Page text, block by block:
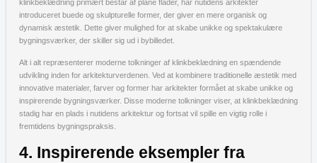
klinkbeklædning primært består af plane flader, har nutidens arkitekter
introduceret buede og skulpturelle former, der giver en mere organisk og
dynamisk æstetik. Dette giver mulighed for at skabe unikke og spektakulære
bygningsværker, der skiller sig ud i bybilledet.
Alt i alt repræsenterer moderne tolkninger af klinkbeklædning en spændende
udvikling inden for arkitekturverdenen. Ved at kombinere traditionelle æstetik med
innovative materialer, farver og former har arkitekter formået at skabe unikke og
inspirerende bygningsværker. Disse moderne tolkninger viser, at klinkbeklædning
stadig har en plads i nutidens arkitektur og fortsat vil spille en vigtig rolle i
fremtidens bygningspraksis.
4. Inspirerende eksempler fra